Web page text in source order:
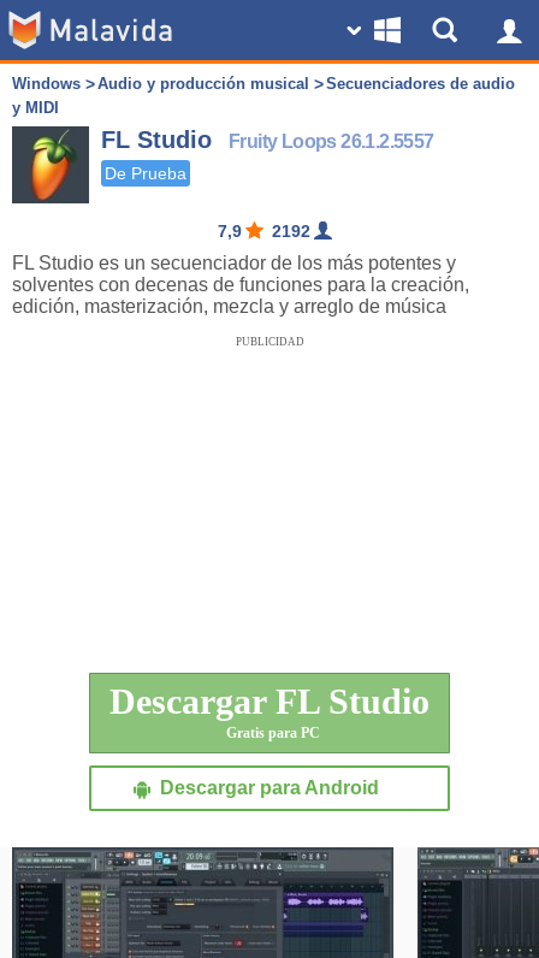
Windows Audio y producción musical
Secuenciadores de audio
y MIDI
FL Studio Fruity Loops 26.1.2.5557
De Prueba
7,9 2192
FL Studio es un secuenciador de los más potentes y
solventes con decenas de funciones para la creación,
edición, masterización, mezcla y arreglo de música
PUBLICIDAD
Descargar FL Studio
Gratis para PC
Descargar para Android